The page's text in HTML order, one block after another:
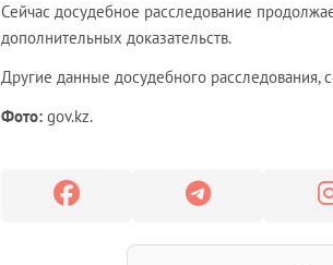
Сейчас досудебное расследование
дополнительных доказательств.
Другие данные досудебного расследования,
Фото: gov.kz.